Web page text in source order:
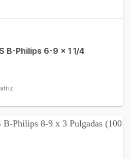
B-Philips 6-9 x 1 1/4